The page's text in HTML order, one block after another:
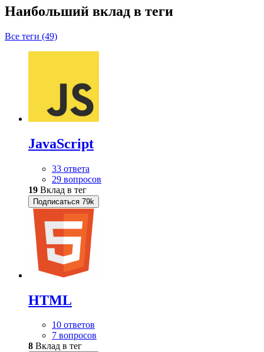
Наибольший вклад в теги
Все теги (49)
JavaScript
33 ответа
29 вопросов
19 Вклад в тег
Подписаться 79k
HTML
10 ответов
7 вопросов
8 Вклад в тег